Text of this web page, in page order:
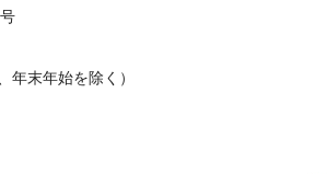
年末年始を除く）